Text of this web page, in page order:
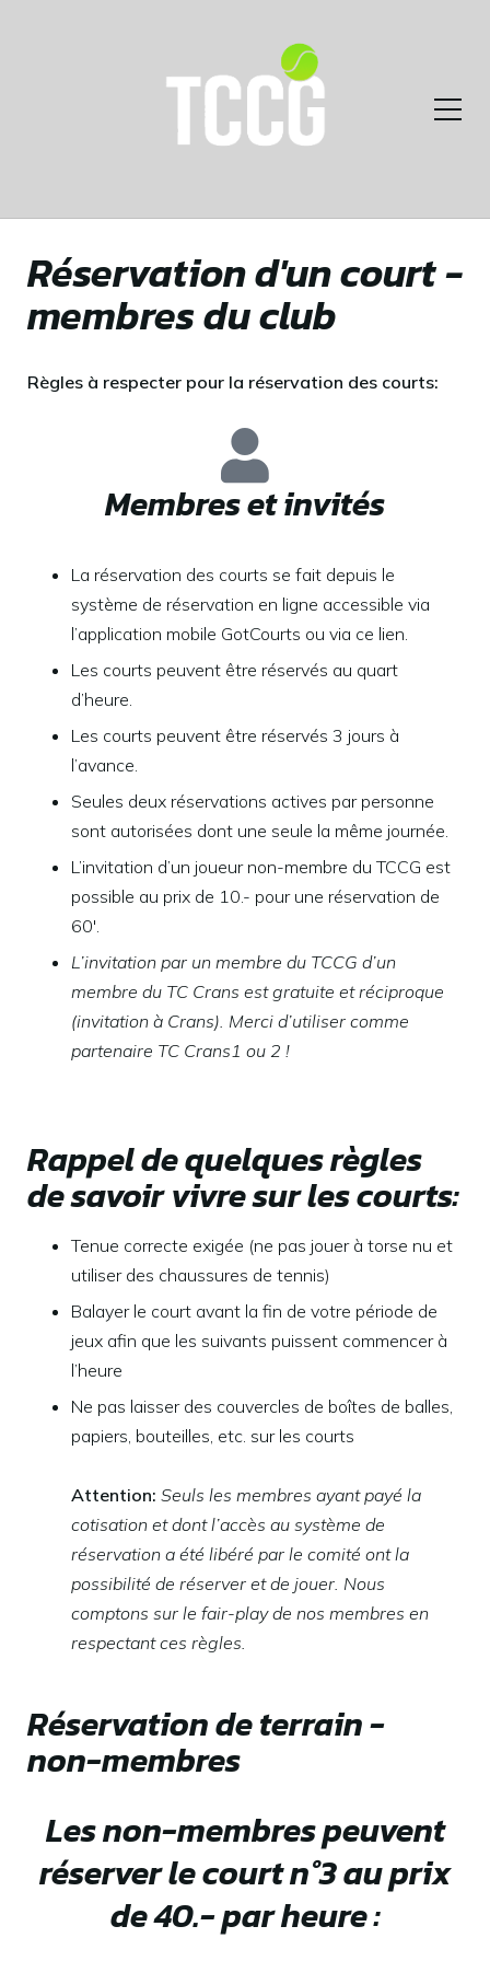
Réservation d'un court -
membres du club
Règles à respecter pour la réservation des courts:
Membres et invités
La réservation des courts se fait depuis le
système de réservation en ligne accessible via
l’application mobile GotCourts ou via ce lien
Les courts peuvent être réservés au quart
d’heure.
Les courts peuvent être réservés 3 jours à
l’avance.
Seules deux réservations actives par personne
sont autorisées dont une seule la même journée.
L’invitation d’un joueur non-membre du TCCG est
possible au prix de 10.- pour une réservation de
60′.
L’invitation par un membre du TCCG d’un
membre du TC Crans est gratuite et réciproque
(invitation à Crans). Merci d’utiliser comme
partenaire TC Crans1 ou 2 !
Rappel de quelques règles
de savoir vivre sur les courts:
Tenue correcte exigée (ne pas jouer à torse nu et
utiliser des chaussures de tennis)
Balayer le court avant la fin de votre période de
jeux afin que les suivants puissent commencer à
l’heure
Ne pas laisser des couvercles de boîtes de balles,
papiers, bouteilles, etc. sur les courts
Attention: Seuls les membres ayant payé la
cotisation et dont l’accès au système de
réservation a été libéré par le comité ont la
possibilité de réserver et de jouer. Nous
comptons sur le fair-play de nos membres en
respectant ces règles.
Réservation de terrain -
non-membres
Les non-membres peuvent
réserver le court n°3 au prix
de 40.- par heure :